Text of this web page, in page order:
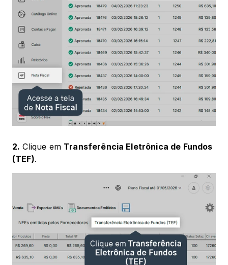
2. Clique em Transferência Eletrônica de Fundos
(TEF).